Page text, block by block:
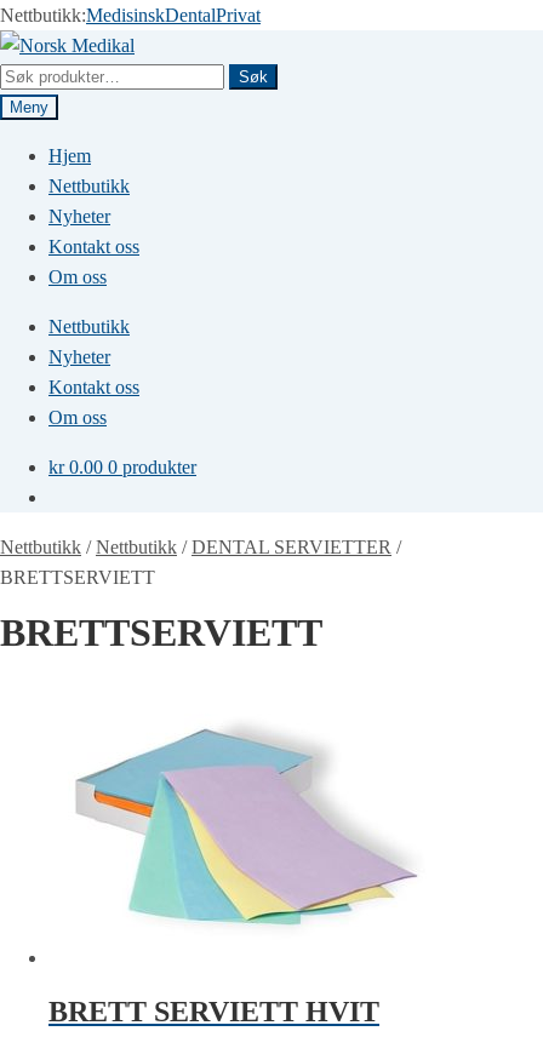
Nettbutikk:MedisinskDentalPrivat
Hopp
til
navigasjon
Hopp
til
innhold
Søk
etter:
Søk
Meny
Hjem
Nettbutikk
Nyheter
Kontakt oss
Om oss
Nettbutikk
Nyheter
Kontakt oss
Om oss
kr0.00 0 produkter
Nettbutikk /Nettbutikk /DENTAL SERVIETTER /
BRETTSERVIETT
BRETTSERVIETT
BRETT SERVIETT HVIT